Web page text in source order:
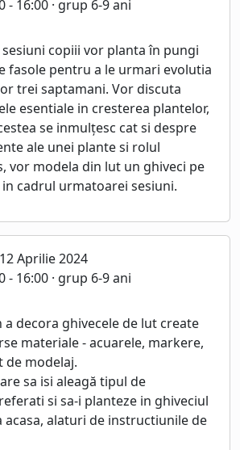
- 16:00 · grup 6-9 ani
copiii vor planta în pungi
fasole pentru a le urmari evolutia
trei saptamani. Vor discuta
esentiale in cresterea plantelor,
se inmulțesc cat si despre
ale unei plante si rolul
vor modela din lut un ghiveci pe
cadrul urmatoarei sesiuni.
Aprilie 2024
- 16:00 · grup 6-9 ani
decora ghivecele de lut create
materiale - acuarele, markere,
de modelaj.
sa isi aleagă tipul de
si sa-i planteze in ghiveciul
acasa, alaturi de instructiunile de